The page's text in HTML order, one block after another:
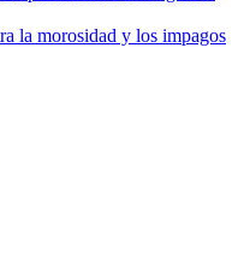
la morosidad y los impagos